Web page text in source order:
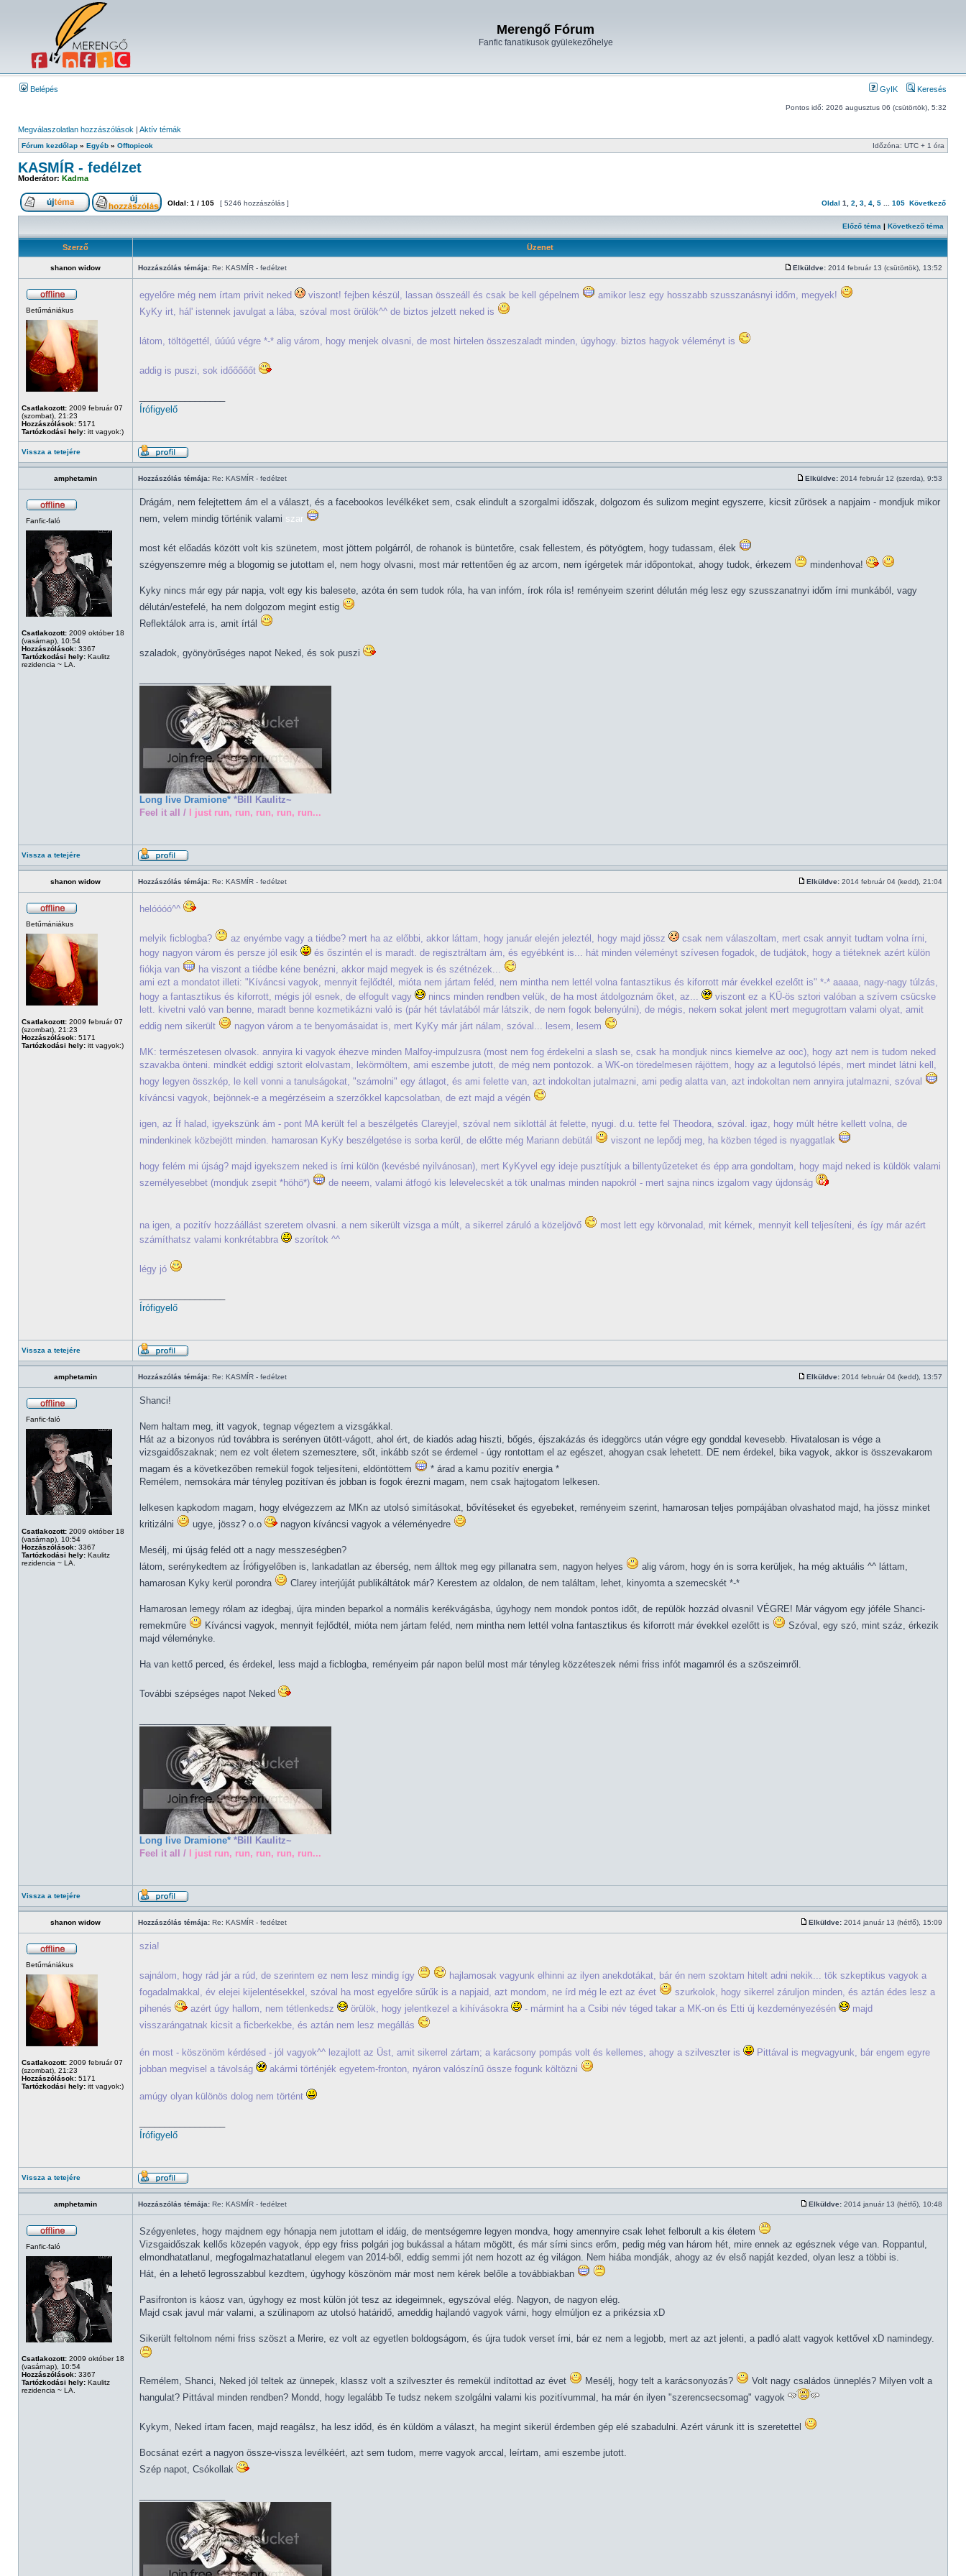
Merengő Fórum
Fanfic fanatikusok gyülekezőhelye
Belépés GyIK Keresés
Pontos idő: 2026 augusztus 06 (csütörtök), 5:32
Megválaszolatlan hozzászólások | Aktív témák
Fórum kezdőlap » Egyéb » Offtopicok Időzóna: UTC + 1 óra
KASMÍR - fedélzet
Moderátor: Kadma
Oldal: 1 / 105 [ 5246 hozzászólás ] Oldal 1 2 3 4 5 105 Következő
Előző téma | Következő téma
Szerző Üzenet
shanon widow Hozzászólás témája: Re: KASMÍR - fedélzet Elküldve: 2014 február 13 (csütörtök), 13:52
Betűmániákus
Csatlakozott: 2009 február 07
(szombat), 21:23
Hozzászólások: 5171
Tartózkodási hely: itt vagyok:)
egyelőre még nem írtam privit neked viszont! fejben készül, lassan összeáll és csak be kell gépelnem
amikor lesz egy hosszabb szusszanásnyi időm, megyek!
KyKy irt, hál' istennek javulgat a lába, szóval most örülök^^ de biztos jelzett neked is
látom, töltögettél, úúúú végre *-* alig várom, hogy menjek olvasni, de most hirtelen összeszaladt minden, úgyhogy. biztos hagyok véleményt is
addig is puszi, sok időőőőőt
Írófigyelő
Vissza a tetejére
amphetamin Hozzászólás témája: Re: KASMÍR - fedélzet Elküldve: 2014 február 12 (szerda), 9:53
Fanfic-faló
Csatlakozott: 2009 október 18
(vasárnap), 10:54
Hozzászólások: 3367
Tartózkodási hely: Kaulitz
rezidencia ~ LA.
Drágám, nem felejtettem ám el a választ, és a facebookos levélkéket sem, csak elindult a szorgalmi időszak, dolgozom és sulizom megint egyszerre, kicsit zűrösek a napjaim - mondjuk mikor
nem, velem mindig történik valami szar
most két előadás között volt kis szünetem, most jöttem polgárról, de rohanok is büntetőre, csak fellestem, és pötyögtem, hogy tudassam, élek
szégyenszemre még a blogomig se jutottam el, nem hogy olvasni, most már rettentően ég az arcom, nem ígérgetek már időpontokat, ahogy tudok, érkezem
mindenhova!
Kyky nincs már egy pár napja, volt egy kis balesete, azóta én sem tudok róla, ha van infóm, írok róla is! reményeim szerint délután még lesz egy szusszanatnyi időm írni munkából, vagy
délután/estefelé, ha nem dolgozom megint estig
Reflektálok arra is, amit írtál
szaladok, gyönyörűséges napot Neked, és sok puszi
Long live Dramione* *Bill Kaulitz~
Feel it all /
I just run, run, run, run, run...
Vissza a tetejére
shanon widow Hozzászólás témája: Re: KASMÍR - fedélzet Elküldve: 2014 február 04 (kedd), 21:04
Betűmániákus
Csatlakozott: 2009 február 07
(szombat), 21:23
Hozzászólások: 5171
Tartózkodási hely: itt vagyok:)
helóóóó^^
melyik ficblogba? az enyémbe vagy a tiédbe? mert ha az előbbi, akkor láttam, hogy január elején jeleztél, hogy majd jössz
csak nem válaszoltam, mert csak annyit tudtam volna írni,
hogy nagyon várom és persze jól esik
és őszintén el is maradt. de regisztráltam ám, és egyébként is... hát minden véleményt szívesen fogadok, de tudjátok, hogy a tiéteknek azért külön
fiókja van
ha viszont a tiédbe kéne benézni, akkor majd megyek is és szétnézek...
ami ezt a mondatot illeti: "Kíváncsi vagyok, mennyit fejlődtél, mióta nem jártam feléd, nem mintha nem lettél volna fantasztikus és kiforrott már évekkel ezelőtt is" *-* aaaaa, nagy-nagy túlzás,
hogy a fantasztikus és kiforrott, mégis jól esnek, de elfogult vagy
nincs minden rendben velük, de ha most átdolgoznám őket, az...
viszont ez a KÜ-ös sztori valóban a szívem csücske
lett. kivetni való van benne, maradt benne kozmetikázni való is (pár hét távlatából már látszik, de nem fogok belenyúlni), de mégis, nekem sokat jelent mert megugrottam valami olyat, amit
eddig nem sikerült
nagyon várom a te benyomásaidat is, mert KyKy már járt nálam, szóval... lesem, lesem
MK: természetesen olvasok. annyira ki vagyok éhezve minden Malfoy-impulzusra (most nem fog érdekelni a slash se, csak ha mondjuk nincs kiemelve az ooc), hogy azt nem is tudom neked
szavakba önteni. mindkét eddigi sztorit elolvastam, lekörmöltem, ami eszembe jutott, de még nem pontozok. a WK-on töredelmesen rájöttem, hogy az a legutolsó lépés, mert mindet látni kell,
hogy legyen összkép, le kell vonni a tanulságokat, "számolni" egy átlagot, és ami felette van, azt indokoltan jutalmazni, ami pedig alatta van, azt indokoltan nem annyira jutalmazni, szóval
kíváncsi vagyok, bejönnek-e a megérzéseim a szerzőkkel kapcsolatban, de ezt majd a végén
igen, az Íf halad, igyekszünk ám - pont MA került fel a beszélgetés Clareyjel, szóval nem siklottál át felette, nyugi. d.u. tette fel Theodora, szóval. igaz, hogy múlt hétre kellett volna, de
mindenkinek közbejött minden. hamarosan KyKy beszélgetése is sorba kerül, de előtte még Mariann debütál
viszont ne lepődj meg, ha közben téged is nyaggatlak
hogy felém mi újság? majd igyekszem neked is írni külön (kevésbé nyilvánosan), mert KyKyvel egy ideje pusztítjuk a billentyűzeteket és épp arra gondoltam, hogy majd neked is küldök valami
személyesebbet (mondjuk zsepit *höhö*)
de neeem, valami átfogó kis lelevelecskét a tök unalmas minden napokról - mert sajna nincs izgalom vagy újdonság
na igen, a pozitív hozzáállást szeretem olvasni. a nem sikerült vizsga a múlt, a sikerrel záruló a közeljövő
most lett egy körvonalad, mit kérnek, mennyit kell teljesíteni, és így már azért
számíthatsz valami konkrétabbra
szorítok ^^
légy jó
Írófigyelő
Vissza a tetejére
amphetamin Hozzászólás témája: Re: KASMÍR - fedélzet Elküldve: 2014 február 04 (kedd), 13:57
Fanfic-faló
Csatlakozott: 2009 október 18
(vasárnap), 10:54
Hozzászólások: 3367
Tartózkodási hely: Kaulitz
rezidencia ~ LA.
Shanci!
Nem haltam meg, itt vagyok, tegnap végeztem a vizsgákkal.
Hát az a bizonyos rúd továbbra is serényen ütött-vágott, ahol ért, de kiadós adag hiszti, bőgés, éjszakázás és ideggörcs után végre egy gonddal kevesebb. Hivatalosan is vége a
vizsgaidőszaknak; nem ez volt életem szemesztere, sőt, inkább szót se érdemel - úgy rontottam el az egészet, ahogyan csak lehetett. DE nem érdekel, bika vagyok, akkor is összevakarom
magam és a következőben remekül fogok teljesíteni, eldöntöttem
* árad a kamu pozitív energia *
Remélem, nemsokára már tényleg pozitívan és jobban is fogok érezni magam, nem csak hajtogatom lelkesen.
lelkesen kapkodom magam, hogy elvégezzem az MKn az utolsó simításokat, bővítéseket és egyebeket, reményeim szerint, hamarosan teljes pompájában olvashatod majd, ha jössz minket
kritizálni
ugye, jössz? o.o nagyon kíváncsi vagyok a véleményedre
Mesélj, mi újság feléd ott a nagy messzeségben?
látom, serénykedtem az Írófigyelőben is, lankadatlan az éberség, nem álltok meg egy pillanatra sem, nagyon helyes
alig várom, hogy én is sorra kerüljek, ha még aktuális ^^ láttam,
hamarosan Kyky kerül porondra
Clarey interjúját publikáltátok már? Kerestem az oldalon, de nem találtam, lehet, kinyomta a szemecskét *-*
Hamarosan lemegy rólam az idegbaj, újra minden beparkol a normális kerékvágásba, úgyhogy nem mondok pontos időt, de repülök hozzád olvasni! VÉGRE! Már vágyom egy jóféle Shanci-
remekműre
Kíváncsi vagyok, mennyit fejlődtél, mióta nem jártam feléd, nem mintha nem lettél volna fantasztikus és kiforrott már évekkel ezelőtt is
Szóval, egy szó, mint száz, érkezik
majd véleményke.
Ha van kettő perced, és érdekel, less majd a ficblogba, reményeim pár napon belül most már tényleg közzéteszek némi friss infót magamról és a szöszeimről.
További szépséges napot Neked
Long live Dramione* *Bill Kaulitz~
Feel it all /
I just run, run, run, run, run...
Vissza a tetejére
shanon widow Hozzászólás témája: Re: KASMÍR - fedélzet Elküldve: 2014 január 13 (hétfő), 15:09
Betűmániákus
Csatlakozott: 2009 február 07
(szombat), 21:23
Hozzászólások: 5171
Tartózkodási hely: itt vagyok:)
szia!
sajnálom, hogy rád jár a rúd, de szerintem ez nem lesz mindig így
hajlamosak vagyunk elhinni az ilyen anekdotákat, bár én nem szoktam hitelt adni nekik... tök szkeptikus vagyok a
fogadalmakkal, év elejei kijelentésekkel, szóval ha most egyelőre sűrűk is a napjaid, azt mondom, ne írd még le ezt az évet
szurkolok, hogy sikerrel záruljon minden, és aztán édes lesz a
pihenés
azért úgy hallom, nem tétlenkedsz örülök, hogy jelentkezel a kihívásokra - mármint ha a Csibi név téged takar a MK-on és Etti új kezdeményezésén
majd
visszarángatnak kicsit a ficberkekbe, és aztán nem lesz megállás
én most - köszönöm kérdésed - jól vagyok^^ lezajlott az Üst, amit sikerrel zártam; a karácsony pompás volt és kellemes, ahogy a szilveszter is
Pittával is megvagyunk, bár engem egyre
jobban megvisel a távolság
akármi történjék egyetem-fronton, nyáron valószínű össze fogunk költözni
amúgy olyan különös dolog nem történt
Írófigyelő
Vissza a tetejére
amphetamin Hozzászólás témája: Re: KASMÍR - fedélzet Elküldve: 2014 január 13 (hétfő), 10:48
Fanfic-faló
Csatlakozott: 2009 október 18
(vasárnap), 10:54
Hozzászólások: 3367
Tartózkodási hely: Kaulitz
rezidencia ~ LA.
Szégyenletes, hogy majdnem egy hónapja nem jutottam el idáig, de mentségemre legyen mondva, hogy amennyire csak lehet felborult a kis életem
Vizsgaidőszak kellős közepén vagyok, épp egy friss polgári jog bukással a hátam mögött, és már sírni sincs erőm, pedig még van három hét, mire ennek az egésznek vége van. Roppantul,
elmondhatatlanul, megfogalmazhatatlanul elegem van 2014-ből, eddig semmi jót nem hozott az ég világon. Nem hiába mondják, ahogy az év első napját kezded, olyan lesz a többi is.
Hát, én a lehető legrosszabbul kezdtem, úgyhogy köszönöm már most nem kérek belőle a továbbiakban
Pasifronton is káosz van, úgyhogy ez most külön jót tesz az idegeimnek, egyszóval elég. Nagyon, de nagyon elég.
Majd csak javul már valami, a szülinapom az utolsó határidő, ameddig hajlandó vagyok várni, hogy elmúljon ez a prikézsia xD
Sikerült feltolnom némi friss szöszt a Merire, ez volt az egyetlen boldogságom, és újra tudok verset írni, bár ez nem a legjobb, mert az azt jelenti, a padló alatt vagyok kettővel xD namindegy.
Remélem, Shanci, Neked jól teltek az ünnepek, klassz volt a szilveszter és remekül indítottad az évet Mesélj, hogy telt a karácsonyozás?
Volt nagy családos ünneplés? Milyen volt a
hangulat? Pittával minden rendben? Mondd, hogy legalább Te tudsz nekem szolgálni valami kis pozitívummal, ha már én ilyen "szerencsecsomag" vagyok
Kykym, Neked írtam facen, majd reagálsz, ha lesz időd, és én küldöm a választ, ha megint sikerül érdemben gép elé szabadulni. Azért várunk itt is szeretettel
Bocsánat ezért a nagyon össze-vissza levélkéért, azt sem tudom, merre vagyok arccal, leírtam, ami eszembe jutott.
Szép napot, Csókollak